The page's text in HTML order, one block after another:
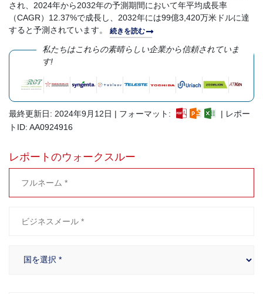
され、2024年から2032年の予測期間において年平均成長率
（CAGR）12.37%で成長し、2032年には99億3,420万米ドルに達
すると予測されています。 続きを読む
私たちはこれらの素晴らしい企業から信頼されていま
す!
最終更新日: 2024年9月12日 | フォーマット:
| レポー
トID: AA0924916
レポートのウォークスルー